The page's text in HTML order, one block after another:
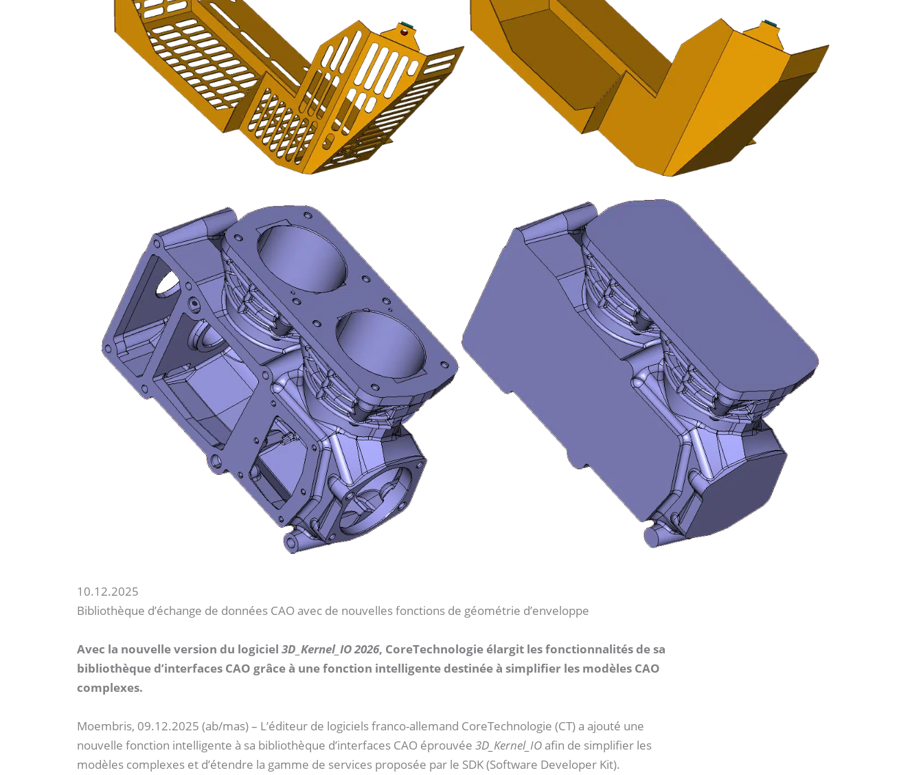
10.12.2025
Bibliothèque d’échange de données CAO avec de nouvelles fonctions de géométrie d’enveloppe
Avec la nouvelle version du logiciel 3D_Kernel_IO 2026, CoreTechnologie élargit les fonctionnalités de sa
bibliothèque d’interfaces CAO grâce à une fonction intelligente destinée à simplifier les modèles CAO
complexes.
Moembris, 09.12.2025 (ab/mas) – L’éditeur de logiciels franco-allemand CoreTechnologie (CT) a ajouté une
nouvelle fonction intelligente à sa bibliothèque d’interfaces CAO éprouvée 3D_Kernel_IO afin de simplifier les
modèles complexes et d’étendre la gamme de services proposée par le SDK (Software Developer Kit).